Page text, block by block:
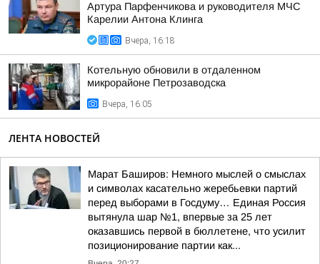
Артура Парфенчикова и руководителя МЧС
Карелии Антона Клинга
Вчера, 16:18
Котельную обновили в отдаленном
микрорайоне Петрозаводска
Вчера, 16:05
ЛЕНТА НОВОСТЕЙ
Марат Баширов: Немного мыслей о смыслах
и символах касательно жеребьевки партий
перед выборами в Госдуму… Единая Россия
вытянула шар №1, впервые за 25 лет
оказавшись первой в бюллетене, что усилит
позиционирование партии как...